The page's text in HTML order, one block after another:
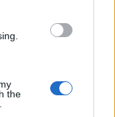
the
indie-pop τρίο
Στον
Matt και Lucy
να